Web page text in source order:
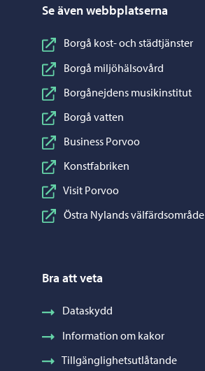
Se även webbplatserna
Borgå kost- och städtjänster
Borgå miljöhälsovård
Borgånejdens musikinstitut
Borgå vatten
Business Porvoo
Konstfabriken
Visit Porvoo
Östra Nylands välfärdsområde
Bra att veta
Dataskydd
Information om kakor
Tillgänglighetsutlåtande